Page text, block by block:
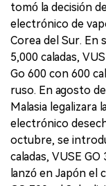
tomó la decisión
electrónico de
Corea del Sur. En
5,000 caladas,
Go 600 con 600
ruso. En agosto
Malasia legalizara
electrónico
octubre, se
caladas, VUSE
lanzó en Japón el